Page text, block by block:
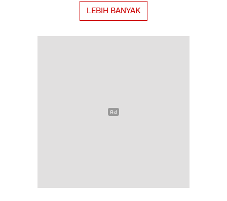
LEBIH BANYAK